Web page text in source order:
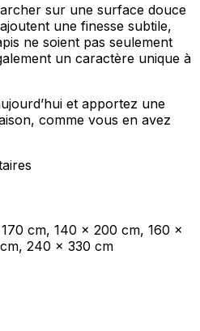
sur une surface douce
une finesse subtile,
ne soient pas seulement
un caractère unique à
et apportez une
comme vous en avez
cm, 140 x 200 cm, 160 x
240 x 330 cm